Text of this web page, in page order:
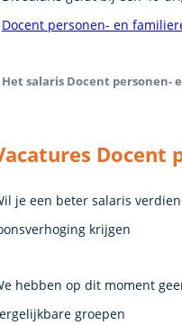
Docent personen- en
Het salaris Docent personen-
Docent
je een beter salaris
krijgen
hebben op dit moment
groepen